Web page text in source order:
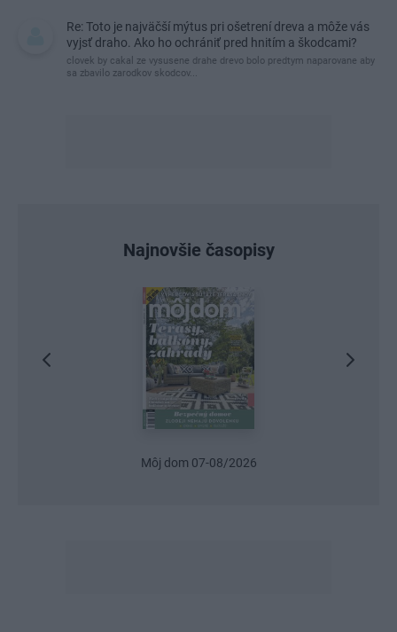
Re: Toto je najväčší mýtus pri ošetrení dreva a môže vás
vyjsť draho. Ako ho ochrániť pred hnitím a škodcami?
clovek by cakal ze vysusene drahe drevo bolo predtym naparovane aby
sa zbavilo zarodkov skodcov...
Najnovšie časopisy
Môj dom 07-08/2026